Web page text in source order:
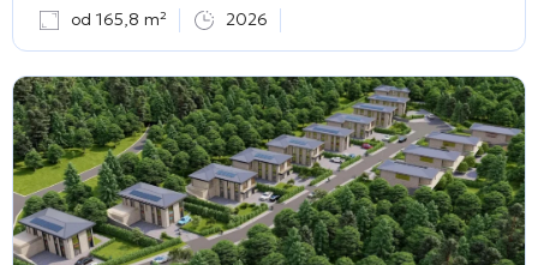
od 165,8 m² 2026